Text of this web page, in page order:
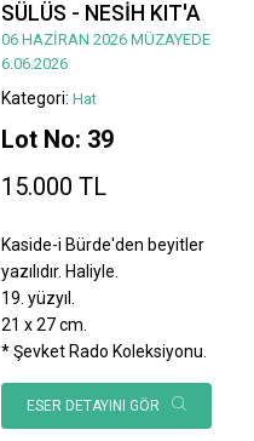
SÜLÜS - NESİH KIT'A
06 HAZİRAN 2026 MÜZAYEDE
6.06.2026
Kategori: Hat
Lot No: 39
15.000 TL
Kaside-i Bürde'den beyitler
yazılıdır. Haliyle.
19. yüzyıl.
21 x 27 cm.
* Şevket Rado Koleksiyonu.
ESER DETAYINI GÖR